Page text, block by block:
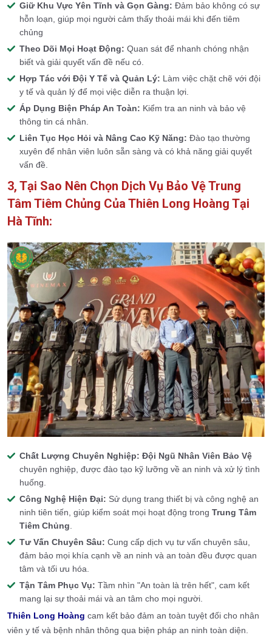
Giữ Khu Vực Yên Tĩnh và Gọn Gàng: Đảm bảo không có sự
hỗn loạn, giúp mọi người cảm thấy thoải mái khi đến tiêm
chủng
Theo Dõi Mọi Hoạt Động: Quan sát để nhanh chóng nhận
biết và giải quyết vấn đề nếu có.
Hợp Tác với Đội Y Tế và Quản Lý: Làm việc chặt chẽ với đội
y tế và quản lý để mọi việc diễn ra thuận lợi.
Áp Dụng Biện Pháp An Toàn: Kiểm tra an ninh và bảo vệ
thông tin cá nhân.
Liên Tục Học Hỏi và Nâng Cao Kỹ Năng: Đào tạo thường
xuyên để nhân viên luôn sẵn sàng và có khả năng giải quyết
vấn đề.
3, Tại Sao Nên Chọn Dịch Vụ Bảo Vệ Trung
Tâm Tiêm Chủng Của Thiên Long Hoàng Tại
Hà Tĩnh:
Chất Lượng Chuyên Nghiệp: Đội Ngũ Nhân Viên Bảo Vệ
chuyên nghiệp, được đào tạo kỹ lưỡng về an ninh và xử lý tình
huống.
Công Nghệ Hiện Đại: Sử dụng trang thiết bị và công nghệ an
ninh tiên tiến, giúp kiểm soát mọi hoạt động trong Trung Tâm
Tiêm Chủng
Tư Vấn Chuyên Sâu: Cung cấp dịch vụ tư vấn chuyên sâu,
đảm bảo mọi khía cạnh về an ninh và an toàn đều được quan
tâm và tối ưu hóa.
Tận Tâm Phục Vụ: Tầm nhìn "An toàn là trên hết", cam kết
mang lại sự thoải mái và an tâm cho mọi người.
Thiên Long Hoàng cam kết bảo đảm an toàn tuyệt đối cho nhân
viên y tế và bệnh nhân thông qua biện pháp an ninh toàn diện.